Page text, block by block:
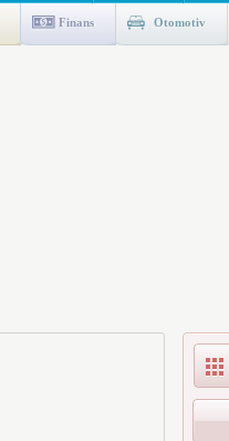
Finans Otomotiv